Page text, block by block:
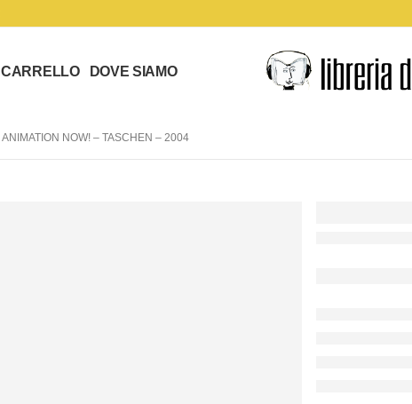
CARRELLO DOVE SIAMO
ANIMATION NOW! – TASCHEN – 2004